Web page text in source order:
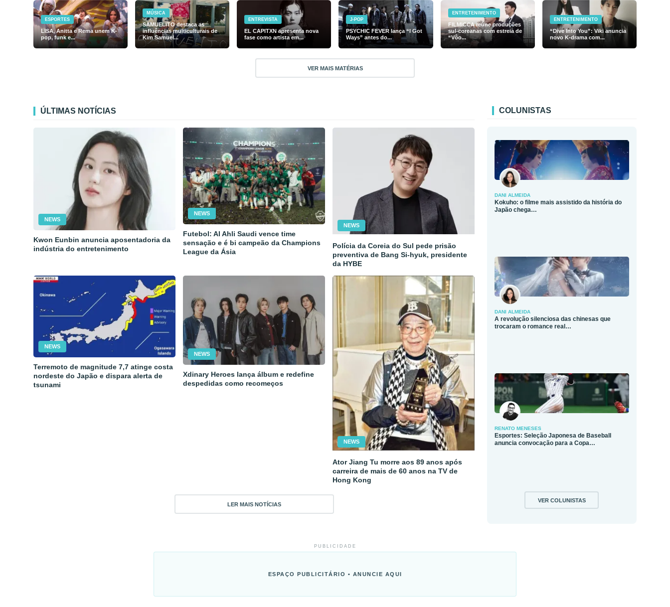
ESPORTES
LISA, Anitta e Rema unem K-
pop, funk e...
MÚSICA
SAMUELiTO destaca as
influências multiculturais de
Kim Samuel...
ENTREVISTA
EL CAPITXN apresenta nova
fase como artista em...
J-POP
PSYCHIC FEVER lança “I Got
Ways” antes do...
ENTRETENIMENTO
FILMICCA reúne produções
sul-coreanas com estreia de
“Vôo...
ENTRETENIMENTO
“Dive Into You”: Viki anuncia
novo K-drama com...
VER MAIS MATÉRIAS
ÚLTIMAS NOTÍCIAS
NEWS
Kwon Eunbin anuncia aposentadoria da
indústria do entretenimento
NEWS
Futebol: Al Ahli Saudi vence time
sensação e é bi campeão da Champions
League da Ásia
NEWS
Polícia da Coreia do Sul pede prisão
preventiva de Bang Si-hyuk, presidente
da HYBE
NEWS
Terremoto de magnitude 7,7 atinge costa
nordeste do Japão e dispara alerta de
tsunami
NEWS
Xdinary Heroes lança álbum e redefine
despedidas como recomeços
NEWS
Ator Jiang Tu morre aos 89 anos após
carreira de mais de 60 anos na TV de
Hong Kong
LER MAIS NOTÍCIAS
COLUNISTAS
DANI ALMEIDA
Kokuho: o filme mais assistido da história do
Japão chega…
DANI ALMEIDA
A revolução silenciosa das chinesas que
trocaram o romance real…
RENATO MENESES
Esportes: Seleção Japonesa de Baseball
anuncia convocação para a Copa…
VER COLUNISTAS
PUBLICIDADE
ESPAÇO PUBLICITÁRIO • ANUNCIE AQUI